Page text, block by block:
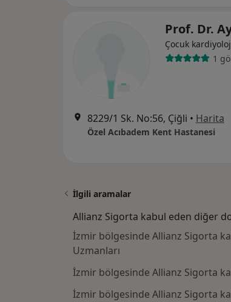
Prof. Dr.
Çocuk
1
8229/1 Sk. No:56, Çiğli • Harita
Özel Acıbadem Kent Hastanesi
İlgili aramalar
Allianz Sigorta kabul eden diğer
İzmir bölgesinde Allianz Sigorta
Uzmanları
İzmir bölgesinde Allianz Sigorta
İzmir bölgesinde Allianz Sigorta